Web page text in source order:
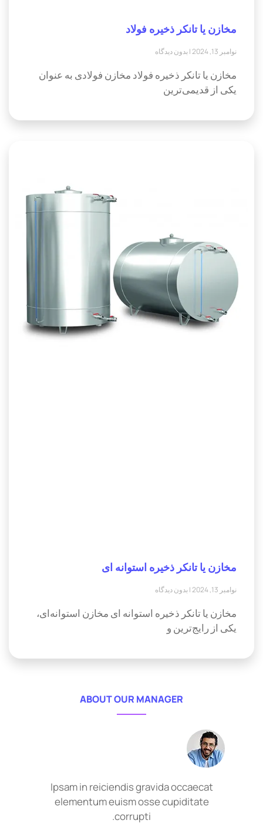
مخازن یا تانکر ذخیره فولاد
نوامبر 13, 2024 بدون دیدگاه
مخازن یا تانکر ذخیره فولاد مخازن فولادی به عنوان
یکی از قدیمی‌ترین
مخازن یا تانکر ذخیره استوانه ای
نوامبر 13, 2024 بدون دیدگاه
مخازن یا تانکر ذخیره استوانه ای مخازن استوانه‌ای،
یکی از رایج‌ترین و
ABOUT OUR MANAGER
Ipsam in reiciendis gravida occaecat
elementum euism osse cupiditate
corrupti.